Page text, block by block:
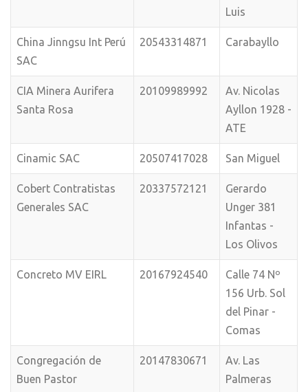
Luis
China Jinngsu Int Perú
SAC
20543314871 Carabayllo
CIA Minera Aurifera
Santa Rosa
20109989992
Av. Nicolas
Ayllon 1928 -
ATE
Cinamic SAC 20507417028 San Miguel
Cobert Contratistas
Generales SAC
20337572121
Gerardo
Unger 381
Infantas -
Los Olivos
Concreto MV EIRL 20167924540
Calle 74 Nº
156 Urb. Sol
del Pinar -
Comas
Congregación de
Buen Pastor
20147830671
Av. Las
Palmeras